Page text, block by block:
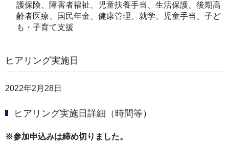
護保険、障害者福祉、児童扶養手当、生活保護、後期高
齢者医療、国民年金、健康管理、就学、児童手当、子ど
も・子育て支援
ヒアリング実施日
2022年2月28日
ヒアリング実施日詳細（時間等）
※参加申込みは締め切りました。